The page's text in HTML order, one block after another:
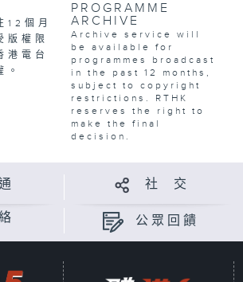
12個月
版權限
港電台
。
PROGRAMME
ARCHIVE
Archive service will
be available for
programmes broadcast
in the past 12 months,
subject to copyright
restrictions. RTHK
reserves the right to
make the final
decision.
社 交
公眾回饋